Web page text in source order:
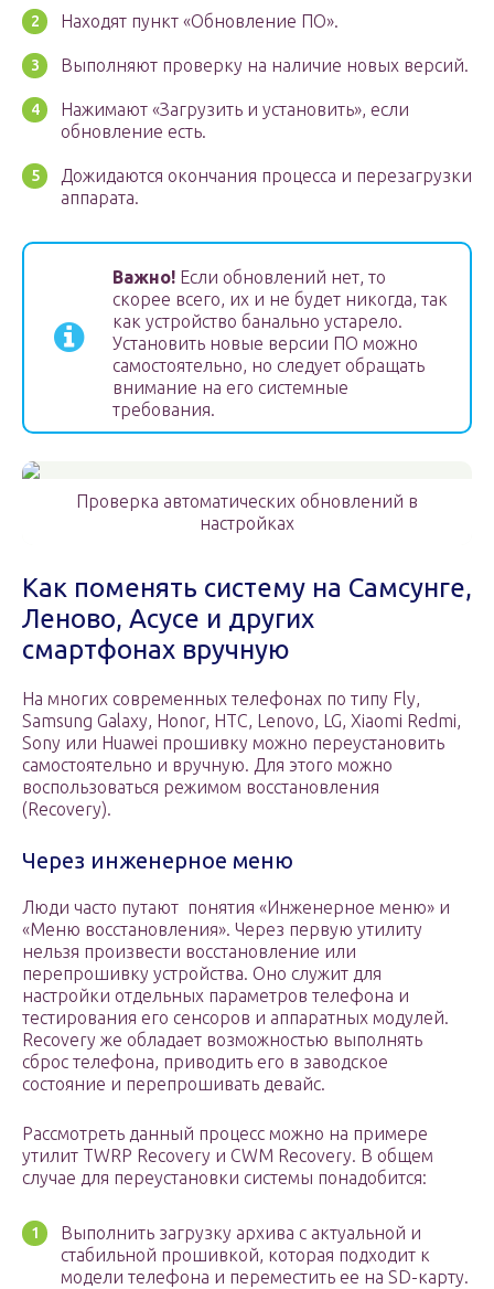
Находят пункт «Обновление ПО».
Выполняют проверку на наличие новых версий.
Нажимают «Загрузить и установить», если
обновление есть.
Дожидаются окончания процесса и перезагрузки
аппарата.
Важно! Если обновлений нет, то
скорее всего, их и не будет никогда, так
как устройство банально устарело.
Установить новые версии ПО можно
самостоятельно, но следует обращать
внимание на его системные
требования.
Проверка автоматических обновлений в
настройках
Как поменять систему на Самсунге,
Леново, Асусе и других
смартфонах вручную
На многих современных телефонах по типу Fly,
Samsung Galaxy, Honor, HTC, Lenovo, LG, Xiaomi Redmi,
Sony или Huawei прошивку можно переустановить
самостоятельно и вручную. Для этого можно
воспользоваться режимом восстановления
(Recovery).
Через инженерное меню
Люди часто путают понятия «Инженерное меню» и
«Меню восстановления». Через первую утилиту
нельзя произвести восстановление или
перепрошивку устройства. Оно служит для
настройки отдельных параметров телефона и
тестирования его сенсоров и аппаратных модулей.
Recovery же обладает возможностью выполнять
сброс телефона, приводить его в заводское
состояние и перепрошивать девайс.
Рассмотреть данный процесс можно на примере
утилит TWRP Recovery и CWM Recovery. В общем
случае для переустановки системы понадобится:
Выполнить загрузку архива с актуальной и
стабильной прошивкой, которая подходит к
модели телефона и переместить ее на SD-карту.